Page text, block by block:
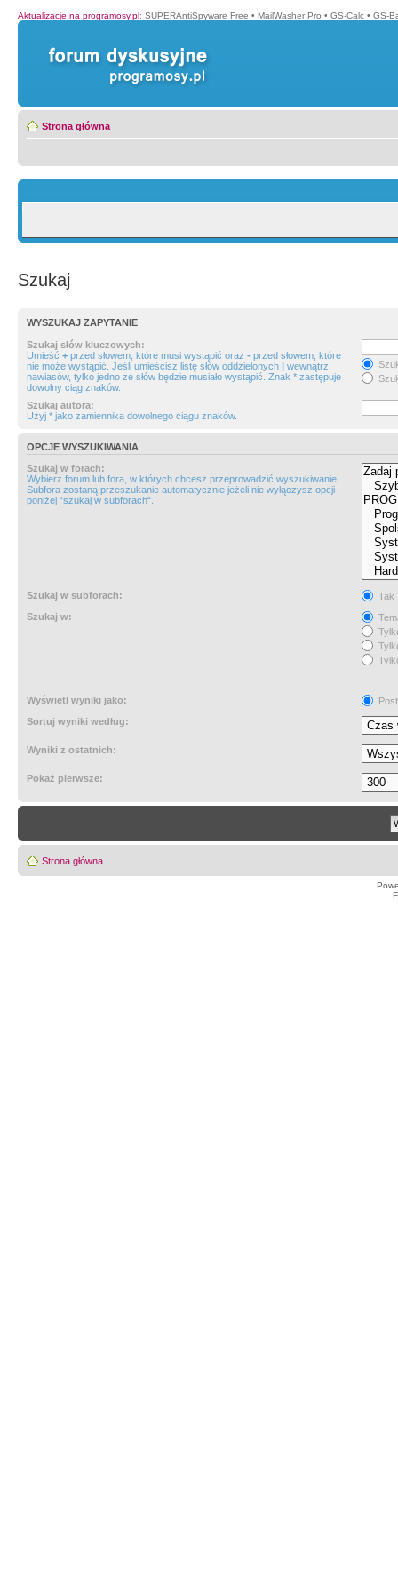
Aktualizacje na programosy.pl: SUPERAntiSpyware Free • MailWasher Pro • GS-Calc • GS-
Strona główna
Szukaj
WYSZUKAJ ZAPYTANIE
Szukaj słów kluczowych:
Umieść + przed słowem, które musi wystąpić oraz - przed słowem, które
nie może wystąpić. Jeśli umieścisz listę słów oddzielonych | wewnątrz
nawiasów, tylko jedno ze słów będzie musiało wystąpić. Znak * zastępuje
dowolny ciąg znaków.
Szukaj autora:
Użyj * jako zamiennika dowolnego ciągu znaków.
OPCJE WYSZUKIWANIA
Szukaj w forach:
Wybierz forum lub fora, w których chcesz przeprowadzić wyszukiwanie.
Subfora zostaną przeszukanie automatycznie jeżeli nie wyłączysz opcji
poniżej “szukaj w subforach“.
Szukaj w subforach:
Tak
Szukaj w:
Wyświetl wyniki jako:
Sortuj wyniki według:
Wyniki z ostatnich:
Pokaż pierwsze:
Strona główna